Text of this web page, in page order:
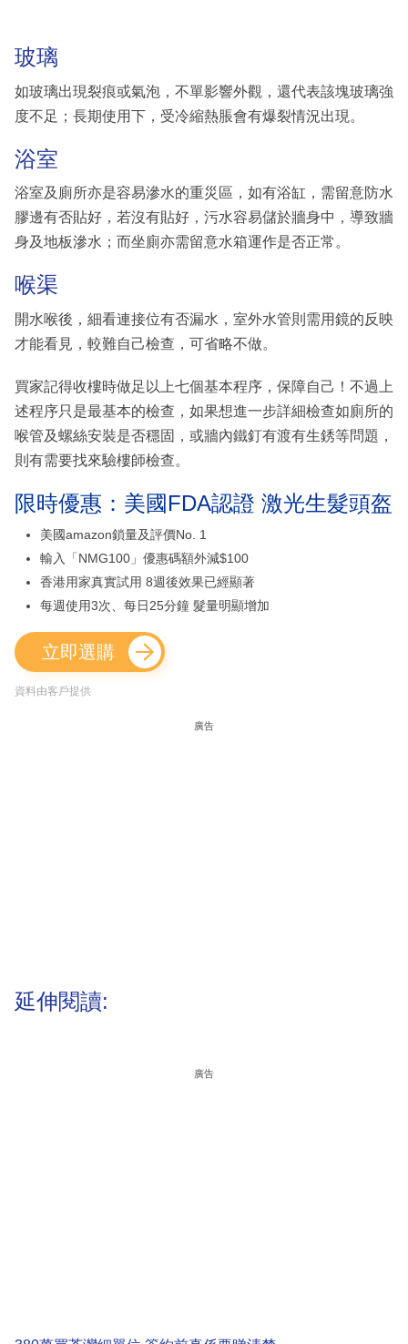
玻璃
如玻璃出現裂痕或氣泡，不單影響外觀，還代表該塊玻璃強
度不足；長期使用下，受冷縮熱脹會有爆裂情況出現。
浴室
浴室及廁所亦是容易滲水的重災區，如有浴缸，需留意防水
膠邊有否貼好，若沒有貼好，污水容易儲於牆身中，導致牆
身及地板滲水；而坐廁亦需留意水箱運作是否正常。
喉渠
開水喉後，細看連接位有否漏水，室外水管則需用鏡的反映
才能看見，較難自己檢查，可省略不做。
買家記得收樓時做足以上七個基本程序，保障自己！不過上
述程序只是最基本的檢查，如果想進一步詳細檢查如廁所的
喉管及螺絲安裝是否穩固，或牆內鐵釘有渡有生銹等問題，
則有需要找來驗樓師檢查。
限時優惠：美國FDA認證 激光生髮頭盔
美國amazon鎖量及評價No. 1
輸入「NMG100」優惠碼額外減$100
香港用家真實試用 8週後效果已經顯著
每週使用3次、每日25分鐘 髮量明顯增加
立即選購
資料由客戶提供
廣告
延伸閱讀:
廣告